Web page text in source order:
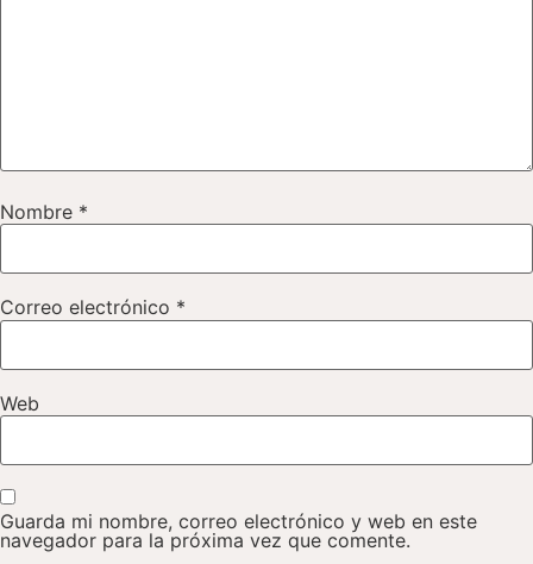
Nombre *
Correo electrónico *
Web
Guarda mi nombre, correo electrónico y web en este
navegador para la próxima vez que comente.